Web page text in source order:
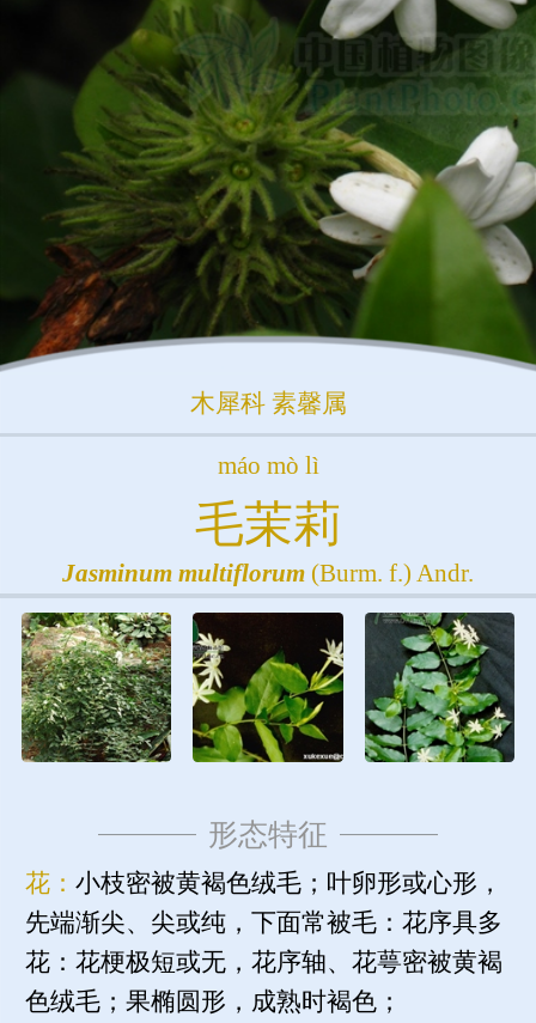
木犀科 素馨属
máo mò lì
毛茉莉
Jasminum multiflorum (Burm. f.) Andr.
形态特征
花： 小枝密被黄褐色绒毛；叶卵形或心形，
先端渐尖、尖或纯，下面常被毛：花序具多
花：花梗极短或无，花序轴、花萼密被黄褐
色绒毛；果椭圆形，成熟时褐色；